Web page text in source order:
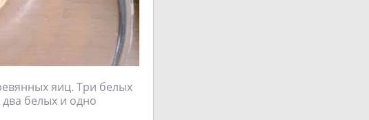
яиц. Три белых
белых и одно